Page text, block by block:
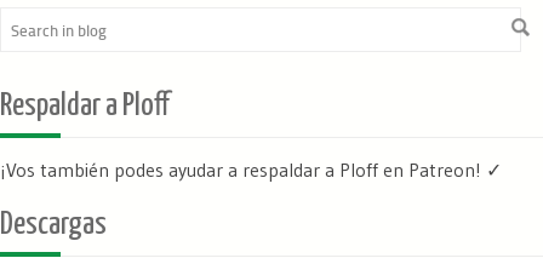
Respaldar a Ploff
¡Vos también podes ayudar a respaldar a Ploff en Patreon! ✓
Descargas